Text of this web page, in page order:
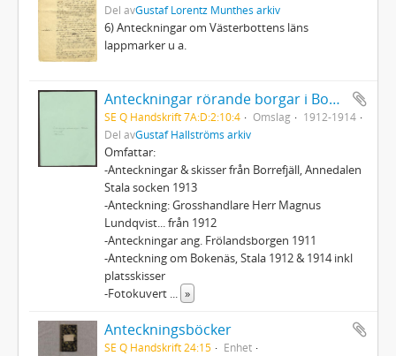
Del avGustaf Lorentz Munthes arkiv
6) Anteckningar om Västerbottens läns
lappmarker u a.
Anteckningar rörande borgar i Bohuslän + 18 fotografier
SE Q Handskrift 7A:D:2:10:4 Omslag
1912-1914
Del avGustaf Hallströms arkiv
Omfattar:
-Anteckningar & skisser från Borrefjäll, Annedalen
Stala socken 1913
-Anteckning: Grosshandlare Herr Magnus
Lundqvist... från 1912
-Anteckningar ang. Frölandsborgen 1911
-Anteckning om Bokenäs, Stala 1912 & 1914 inkl
platsskisser
-Fotokuvert
»
Anteckningsböcker
SE Q Handskrift 24:15
Enhet